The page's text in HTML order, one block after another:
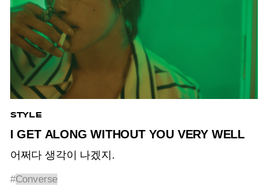
STYLE
I GET ALONG WITHOUT YOU VERY WELL
어쩌다 생각이 나겠지.
#Converse